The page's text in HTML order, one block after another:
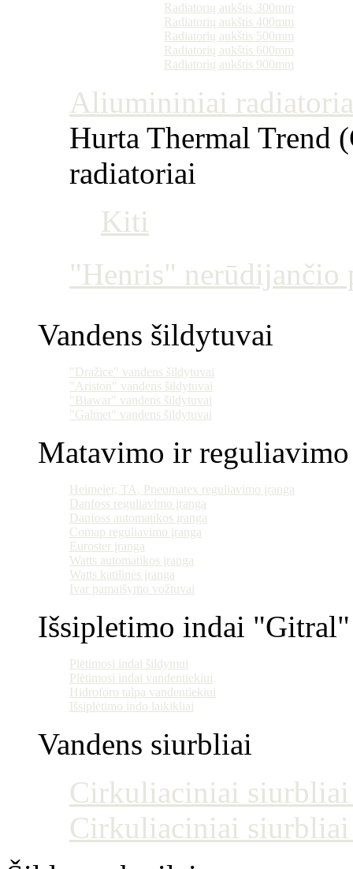
Radiatorių aukštis 300mm
Radiatorių aukštis 400mm
Radiatorių aukštis 500mm
Radiatorių aukštis 600mm
Radiatorių aukštis 900mm
Aliumininiai
Hurta Thermal Trend
radiatoriai
Kiti
"Henris" nerūdijančio
Vandens šildytuvai
"Dražice" vandens šildytuvai
"Ariston" vandens šildytuvai
"Biawar" vandens šildytuvai
"Galmet" vandens šildytuvai
Matavimo ir
Heimeier, TA, Pneumatex reguliavimo įranga
Danfoss reguliavimo įranga
Danfoss automatikos įranga
Comap reguliavimo įranga
Euroster įranga
Watts automatikos įranga
Watts katilinės įranga
Ivar pamaišymo vožtuvai
Išsipletimo indai
Plėtimosi indai šildymui
Plėtimosi indai vandentiekiui
Hidroforo talpa vandentiekiui
Išsiplėtimo indo laikikliai
Vandens siurbliai
Cirkuliaciniai
Cirkuliaciniai